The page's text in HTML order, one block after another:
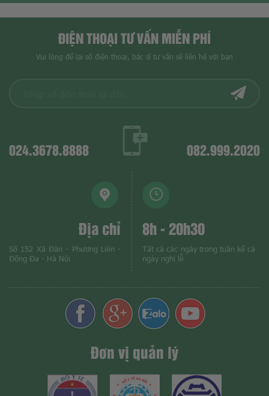
ĐIỆN THOẠI TƯ VẤN MIỄN PHÍ
Vui lòng để lại số điện thoại, bác sĩ tư vấn sẽ liên hệ với bạn
024.3678.8888 082.999.2020
Địa chỉ
Số 152 Xã Đàn - Phương Liên -
Đống Đa - Hà Nội
8h - 20h30
Tất cả các ngày trong tuần kể cả
ngày nghỉ lễ
Đơn vị quản lý